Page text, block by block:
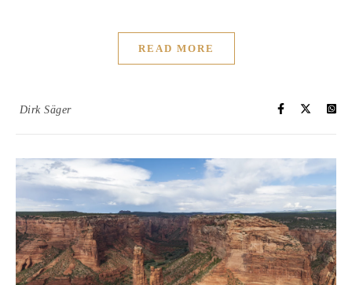
READ MORE
Dirk Säger